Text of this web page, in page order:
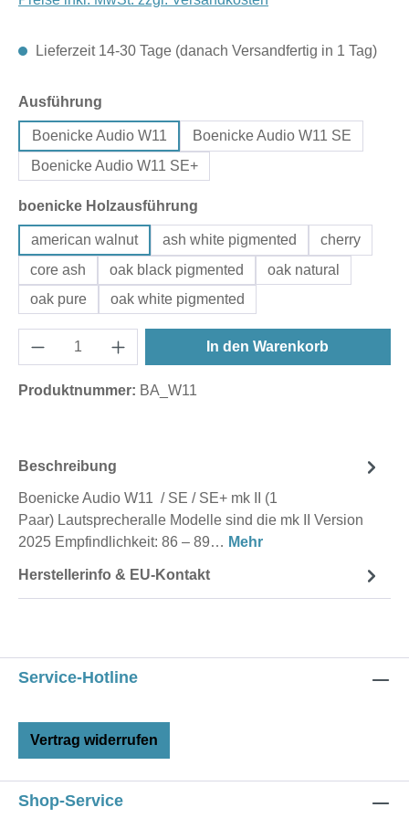
Lieferzeit 14-30 Tage (danach Versandfertig in 1 Tag)
Ausführung
Boenicke Audio W11
Boenicke Audio W11 SE
Boenicke Audio W11 SE+
boenicke Holzausführung
american walnut ash white pigmented
cherry
core ash
oak black pigmented
oak natural
oak pure
oak white pigmented
In den Warenkorb
Produktnummer: BA_W11
Beschreibung
Boenicke Audio W11 / SE / SE+ mk II (1
Paar) Lautsprecheralle Modelle sind die mk II Version
2025 Empfindlichkeit: 86 – 89… Mehr
Herstellerinfo & EU-Kontakt
Service-Hotline
Vertrag widerrufen
Shop-Service